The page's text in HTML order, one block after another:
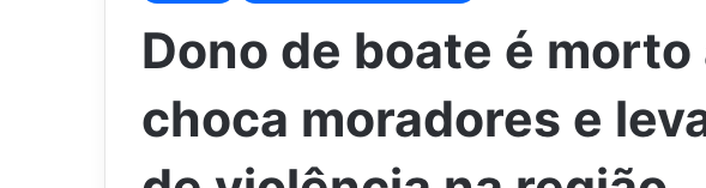
Dono de boate é morto
choca moradores e